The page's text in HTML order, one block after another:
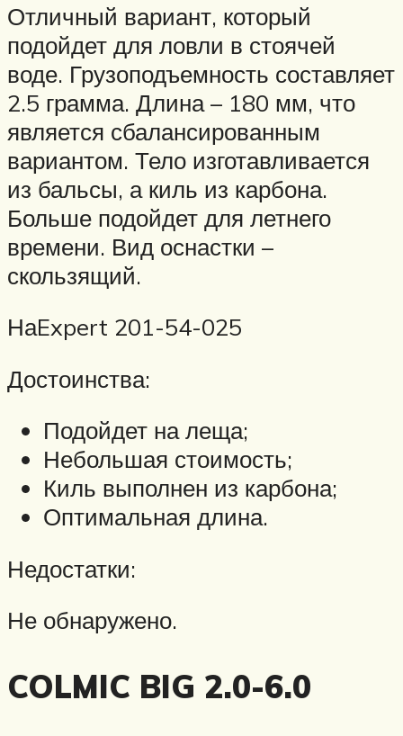
Отличный вариант, который
подойдет для ловли в стоячей
воде. Грузоподъемность составляет
2.5 грамма. Длина – 180 мм, что
является сбалансированным
вариантом. Тело изготавливается
из бальсы, а киль из карбона.
Больше подойдет для летнего
времени. Вид оснастки –
скользящий.
НаExpert 201-54-025
Достоинства:
Подойдет на леща;
Небольшая стоимость;
Киль выполнен из карбона;
Оптимальная длина.
Недостатки:
Не обнаружено.
COLMIC BIG 2.0-6.0